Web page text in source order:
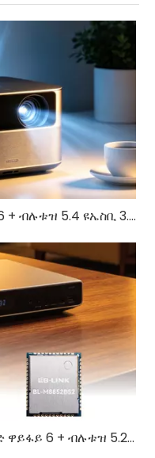
BL-M7921AU1: Tri-Band Wi-Fi 6 + ብሉቱዝ 5.4 ዩኤስቢ 3.0 ሞጁል | ለአይኦቲ እና የኢንዱስትሪ መሳሪያዎች ባለከፍተኛ ፍጥነት ሽቦ አልባ መፍትሄ
BL-M8852BS2፡ ሁሉን-ውስጥ-አንድ ዋይፋይ 6 + ብሉቱዝ 5.2 ገመድ አልባ መፍትሄ